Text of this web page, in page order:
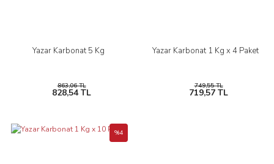
Yazar Karbonat 5 Kg
863,06 TL
828,54 TL
Yazar Karbonat 1 Kg x 4 Paket
749,55 TL
719,57 TL
%4